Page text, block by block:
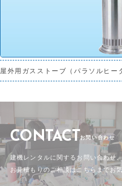
屋外用ガスストーブ（パラソルヒー
CONTACTお問い合わせ
建機レンタルに関するお問い合わせ
お見積もりのご相談はこちらまでお